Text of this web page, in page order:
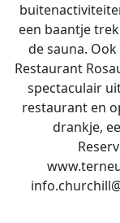
een baantje
de sauna.
Restaurant
spectaculair
restaurant en
drankje,